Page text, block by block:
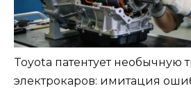
Toyota патентует необычную
электрокаров: имитация